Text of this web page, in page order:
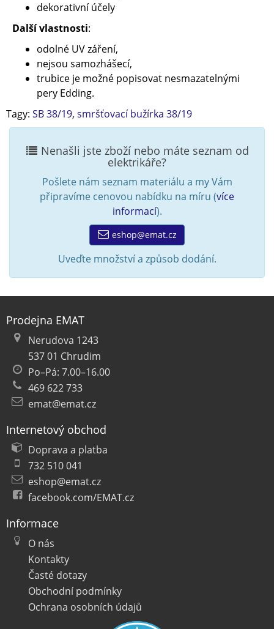
dekorativní účely
Další vlastnosti:
odolné UV záření,
nejsou samozhášecí,
trubice je možné popisovat nesmazatelnými
pery Edding.
Tagy: SB 38/19, smršťovací bužírka 38/19
Nenašli jste zboží nebo máte seznam od
elektrikáře?
Pošlete nám seznam materiálu a my Vám
připravíme cenovou nabídku na míru (více
informací).
eshop@emat.cz
Uveďte množství a způsob dodání.
Prodejna EMAT
Nerudova 1243
537 01 Chrudim
Po–Pá: 7.00–16.00
469 622 733
emat@emat.cz
Internetový obchod
Doprava a platba
732 510 041
eshop@emat.cz
facebook.com/EMAT.cz
Informace
O nás
Kontakty
Časté dotazy
Obchodní podmínky
Ochrana osobních údajů